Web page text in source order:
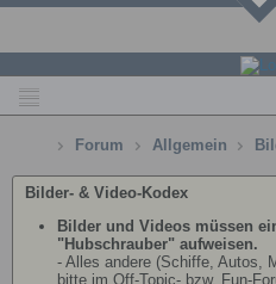
Forum Allgemein
Bilder- & Video-Kodex
Bilder und Videos müssen
"Hubschrauber" aufweisen.
- Alles andere (Schiffe, Autos,
bitte im Off-Topic- bzw. Fun-